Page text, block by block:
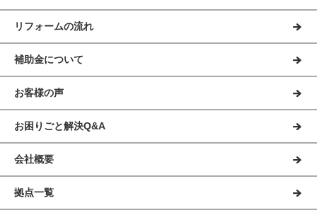
リフォームの流れ
補助金について
お客様の声
お困りごと解決Q&A
会社概要
拠点一覧